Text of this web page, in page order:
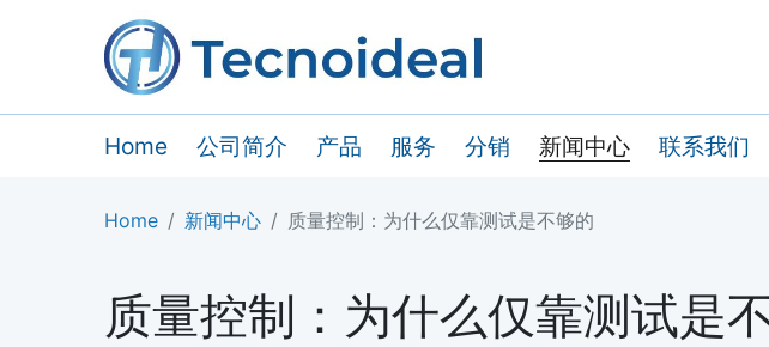
Home 公司简介 产品 服务 分销 新闻中心 联系我们
Home 新闻中心 质量控制：为什么仅靠测试是不够的
质量控制：为什么仅靠测试是